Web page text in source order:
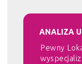
ANALIZA
Pewny